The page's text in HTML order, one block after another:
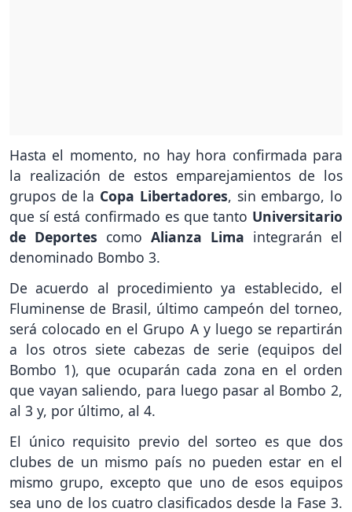
Hasta el momento, no hay hora confirmada para
la realización de estos emparejamientos de los
grupos de la Copa Libertadores, sin embargo, lo
que sí está confirmado es que tanto Universitario
de Deportes como Alianza Lima integrarán el
denominado Bombo 3.
De acuerdo al procedimiento ya establecido, el
Fluminense de Brasil, último campeón del torneo,
será colocado en el Grupo A y luego se repartirán
a los otros siete cabezas de serie (equipos del
Bombo 1), que ocuparán cada zona en el orden
que vayan saliendo, para luego pasar al Bombo 2,
al 3 y, por último, al 4.
El único requisito previo del sorteo es que dos
clubes de un mismo país no pueden estar en el
mismo grupo, excepto que uno de esos equipos
sea uno de los cuatro clasificados desde la Fase 3.